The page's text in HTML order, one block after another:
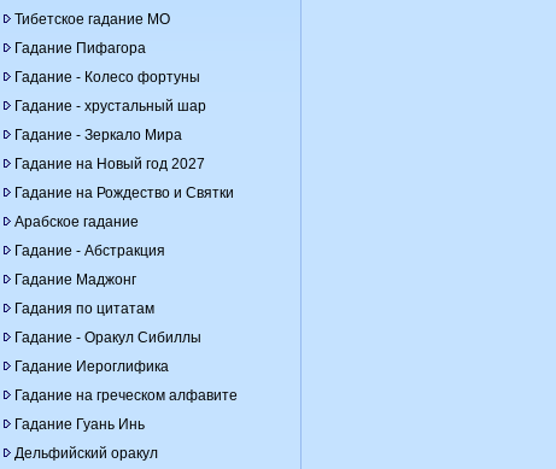
Тибетское гадание МО
Гадание Пифагора
Гадание - Колесо фортуны
Гадание - хрустальный шар
Гадание - Зеркало Мира
Гадание на Новый год 2027
Гадание на Рождество и Святки
Арабское гадание
Гадание - Абстракция
Гадание Маджонг
Гадания по цитатам
Гадание - Оракул Сибиллы
Гадание Иероглифика
Гадание на греческом алфавите
Гадание Гуань Инь
Дельфийский оракул